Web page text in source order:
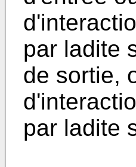
par ladite
de sortie,
par ladite